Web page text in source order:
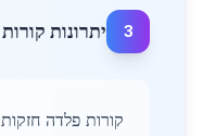
3 יתרונות
קורות פלדה